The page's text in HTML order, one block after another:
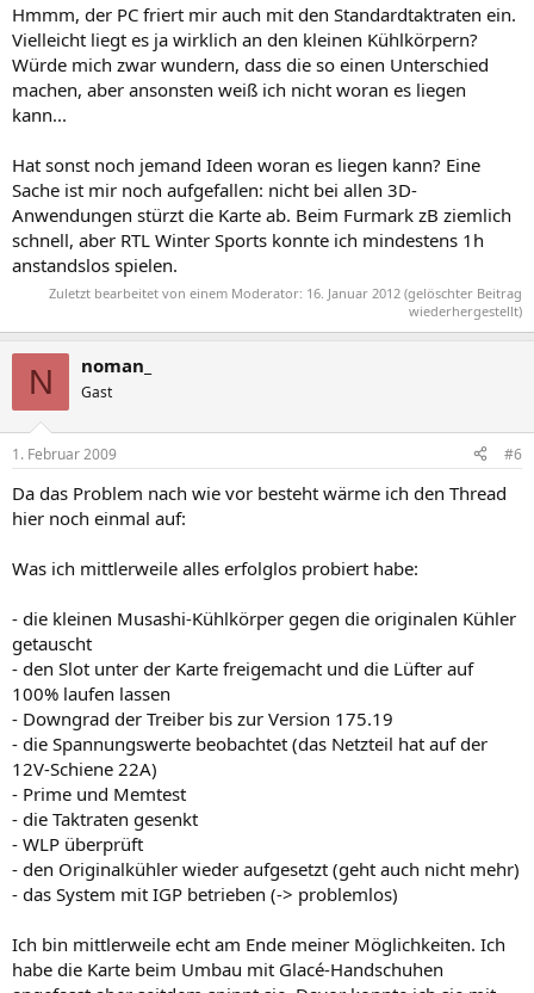
Hmmm, der PC friert mir auch mit den Standardtaktraten ein.
Vielleicht liegt es ja wirklich an den kleinen Kühlkörpern?
Würde mich zwar wundern, dass die so einen Unterschied
machen, aber ansonsten weiß ich nicht woran es liegen
kann...
Hat sonst noch jemand Ideen woran es liegen kann? Eine
Sache ist mir noch aufgefallen: nicht bei allen 3D-
Anwendungen stürzt die Karte ab. Beim Furmark zB ziemlich
schnell, aber RTL Winter Sports konnte ich mindestens 1h
anstandslos spielen.
Zuletzt bearbeitet von einem Moderator: 16. Januar 2012 (gelöschter Beitrag
wiederhergestellt)
N noman_
Gast
1. Februar 2009 #6
Da das Problem nach wie vor besteht wärme ich den Thread
hier noch einmal auf:
Was ich mittlerweile alles erfolglos probiert habe:
- die kleinen Musashi-Kühlkörper gegen die originalen Kühler
getauscht
- den Slot unter der Karte freigemacht und die Lüfter auf
100% laufen lassen
- Downgrad der Treiber bis zur Version 175.19
- die Spannungswerte beobachtet (das Netzteil hat auf der
12V-Schiene 22A)
- Prime und Memtest
- die Taktraten gesenkt
- WLP überprüft
- den Originalkühler wieder aufgesetzt (geht auch nicht mehr)
- das System mit IGP betrieben (-> problemlos)
Ich bin mittlerweile echt am Ende meiner Möglichkeiten. Ich
habe die Karte beim Umbau mit Glacé-Handschuhen